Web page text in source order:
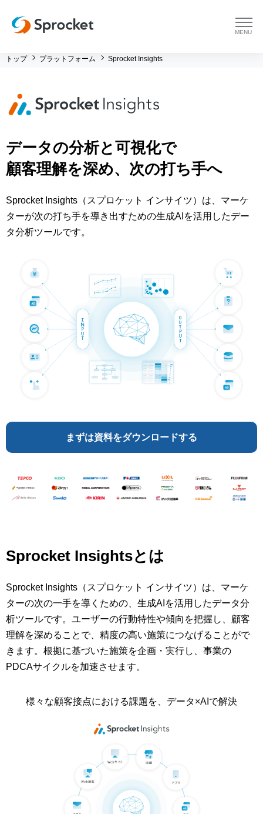
menu
プラットフォーム トップ
コンサルティング
運用支援 トップ
メソッド トップ
よくある質問
会社情報
会社情報 トップ
メンバー紹介
採用情報
創業の想い
ビジョン・ミッション・バリュー
セミナー・イベント
トップ プラットフォーム Sprocket Insights
データの分析と可視化で
顧客理解を深め、次の打ち手へ
Sprocket Insights（スプロケット インサイツ）は、マーケ
ターが次の打ち手を導き出すための生成AIを活用したデー
タ分析ツールです。
まずは資料をダウンロードする
Sprocket Insightsとは
Sprocket Insights（スプロケット インサイツ）は、マーケ
ターの次の一手を導くための、生成AIを活用したデータ分
析ツールです。ユーザーの行動特性や傾向を把握し、顧客
理解を深めることで、精度の高い施策につなげることがで
きます。根拠に基づいた施策を企画・実行し、事業の
PDCAサイクルを加速させます。
様々な顧客接点における課題を、データ×AIで解決